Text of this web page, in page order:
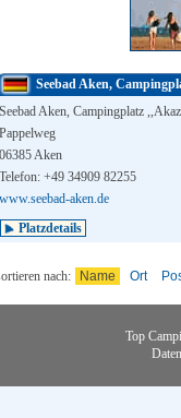
Seebad Aken,
Seebad Aken, Campingplatz
Pappelweg
06385 Aken
Telefon: +49 34909 82255
www.seebad-aken.de
Platzdetails
nach: Name Ort
Top